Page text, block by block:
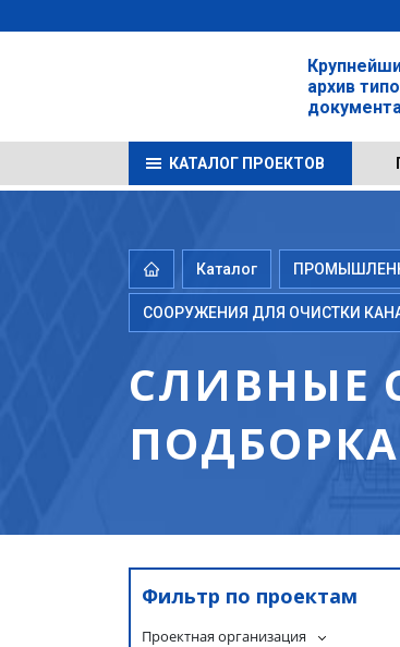
архив
КАТАЛОГ ПРОЕКТОВ
Каталог
СООРУЖЕНИЯ ДЛЯ ОЧИСТКИ
СЛИВНЫЕ
Фильтр по проектам
Проектная организация